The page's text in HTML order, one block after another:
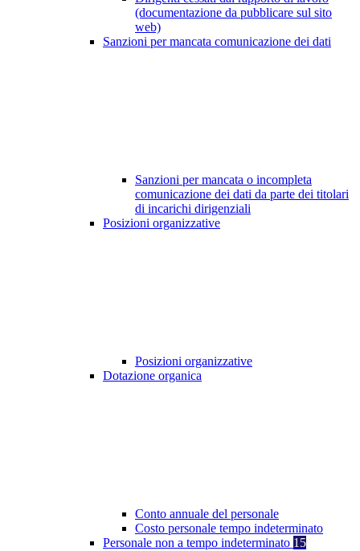
(documentazione da pubblicare sul sito
web)
Sanzioni per mancata comunicazione dei dati
Sanzioni per mancata o incompleta
comunicazione dei dati da parte dei titolari
di incarichi dirigenziali
Posizioni organizzative
Posizioni organizzative
Dotazione organica
Conto annuale del personale
Costo personale tempo indeterminato
Personale non a tempo indeterminato 15